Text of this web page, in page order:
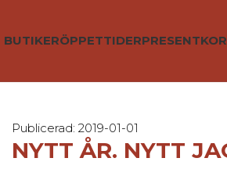
BUTIKERÖPPETTIDER
Publicerad: 2019-01-01
NYTT ÅR. NYTT